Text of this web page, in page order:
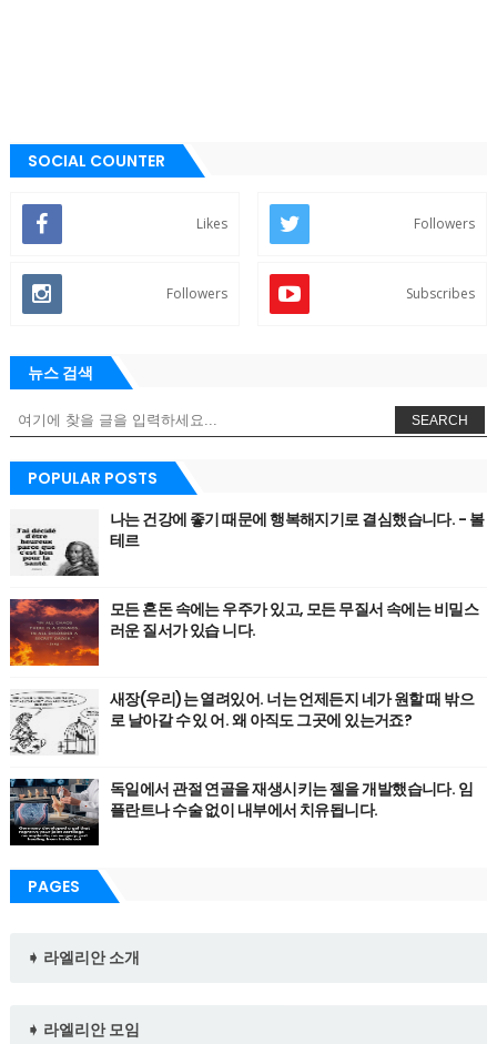
SOCIAL COUNTER
Likes Followers
Followers Subscribes
뉴스 검색
SEARCH
POPULAR POSTS
나는 건강에 좋기 때문에 행복해지기로 결심했습니다. - 볼
테르
모든 혼돈 속에는 우주가 있고, 모든 무질서 속에는 비밀스
러운 질서가 있습 니다.
새장(우리)는 열려있어. 너는 언제든지 네가 원할 때 밖으
로 날아갈 수 있 어. 왜 아직도 그곳에 있는거죠?
독일에서 관절 연골을 재생시키는 젤을 개발했습니다. 임
플란트나 수술 없이 내부에서 치유됩니다.
PAGES
➧ 라엘리안 소개
➧ 라엘리안 모임